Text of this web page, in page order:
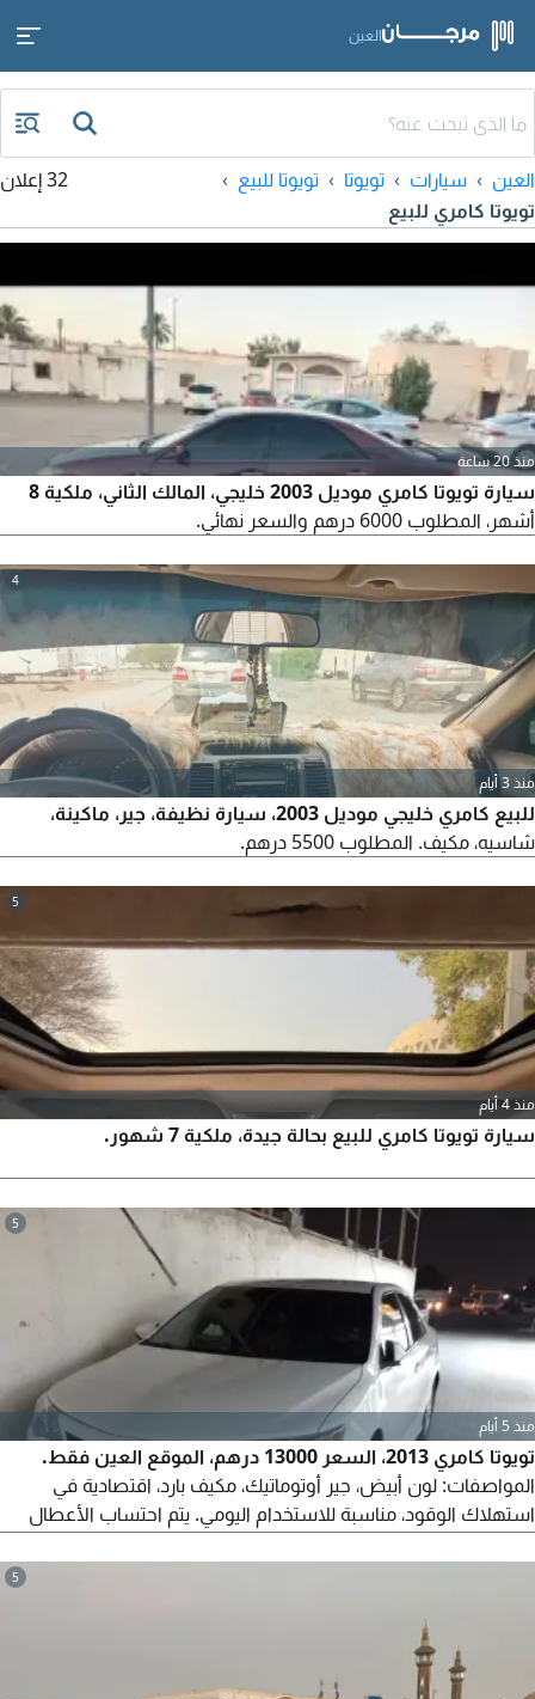
العين
العين سيارات تويوتا
تويوتا للبيع
تويوتا كامري للبيع
32 إعلان
منذ 20 ساعة
سيارة تويوتا كامري موديل 2003 خليجي، المالك الثاني، ملكية 8
أشهر، المطلوب 6000 درهم والسعر نهائي.
4
منذ 3 أيام
للبيع كامري خليجي موديل 2003، سيارة نظيفة، جير، ماكينة،
شاسيه، مكيف. المطلوب 5500 درهم.
5
منذ 4 أيام
سيارة تويوتا كامري للبيع بحالة جيدة، ملكية 7 شهور.
5
منذ 5 أيام
تويوتا كامري 2013، السعر 13000 درهم، الموقع العين فقط.
المواصفات: لون أبيض، جير أوتوماتيك، مكيف بارد، اقتصادية في
استهلاك الوقود، مناسبة للاستخدام اليومي. يتم احتساب الأعطال
5